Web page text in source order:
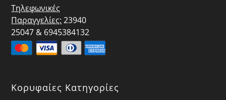
Τηλεφωνικές
Παραγγελίες: 23940
25047 & 6945384132
Κορυφαίες Κατηγορίες